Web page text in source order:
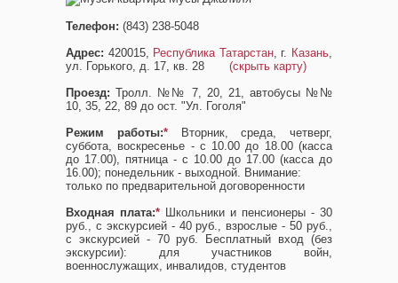
Телефон: (843) 238-5048
Адрес: 420015, Республика Татарстан, г. Казань,
ул. Горького, д. 17, кв. 28 (скрыть карту)
Проезд: Тролл. №№ 7, 20, 21, автобусы №№
10, 35, 22, 89 до ост. "Ул. Гоголя"
Режим работы:*Вторник, среда, четверг,
суббота, воскресенье - с 10.00 до 18.00 (касса
до 17.00), пятница - с 10.00 до 17.00 (касса до
16.00); понедельник - выходной. Внимание:
только по предварительной договоренности
Входная плата:* Школьники и пенсионеры - 30
руб., с экскурсией - 40 руб., взрослые - 50 руб.,
с экскурсией - 70 руб. Бесплатный вход (без
экскурсии): для участников войн,
военнослужащих, инвалидов, студентов